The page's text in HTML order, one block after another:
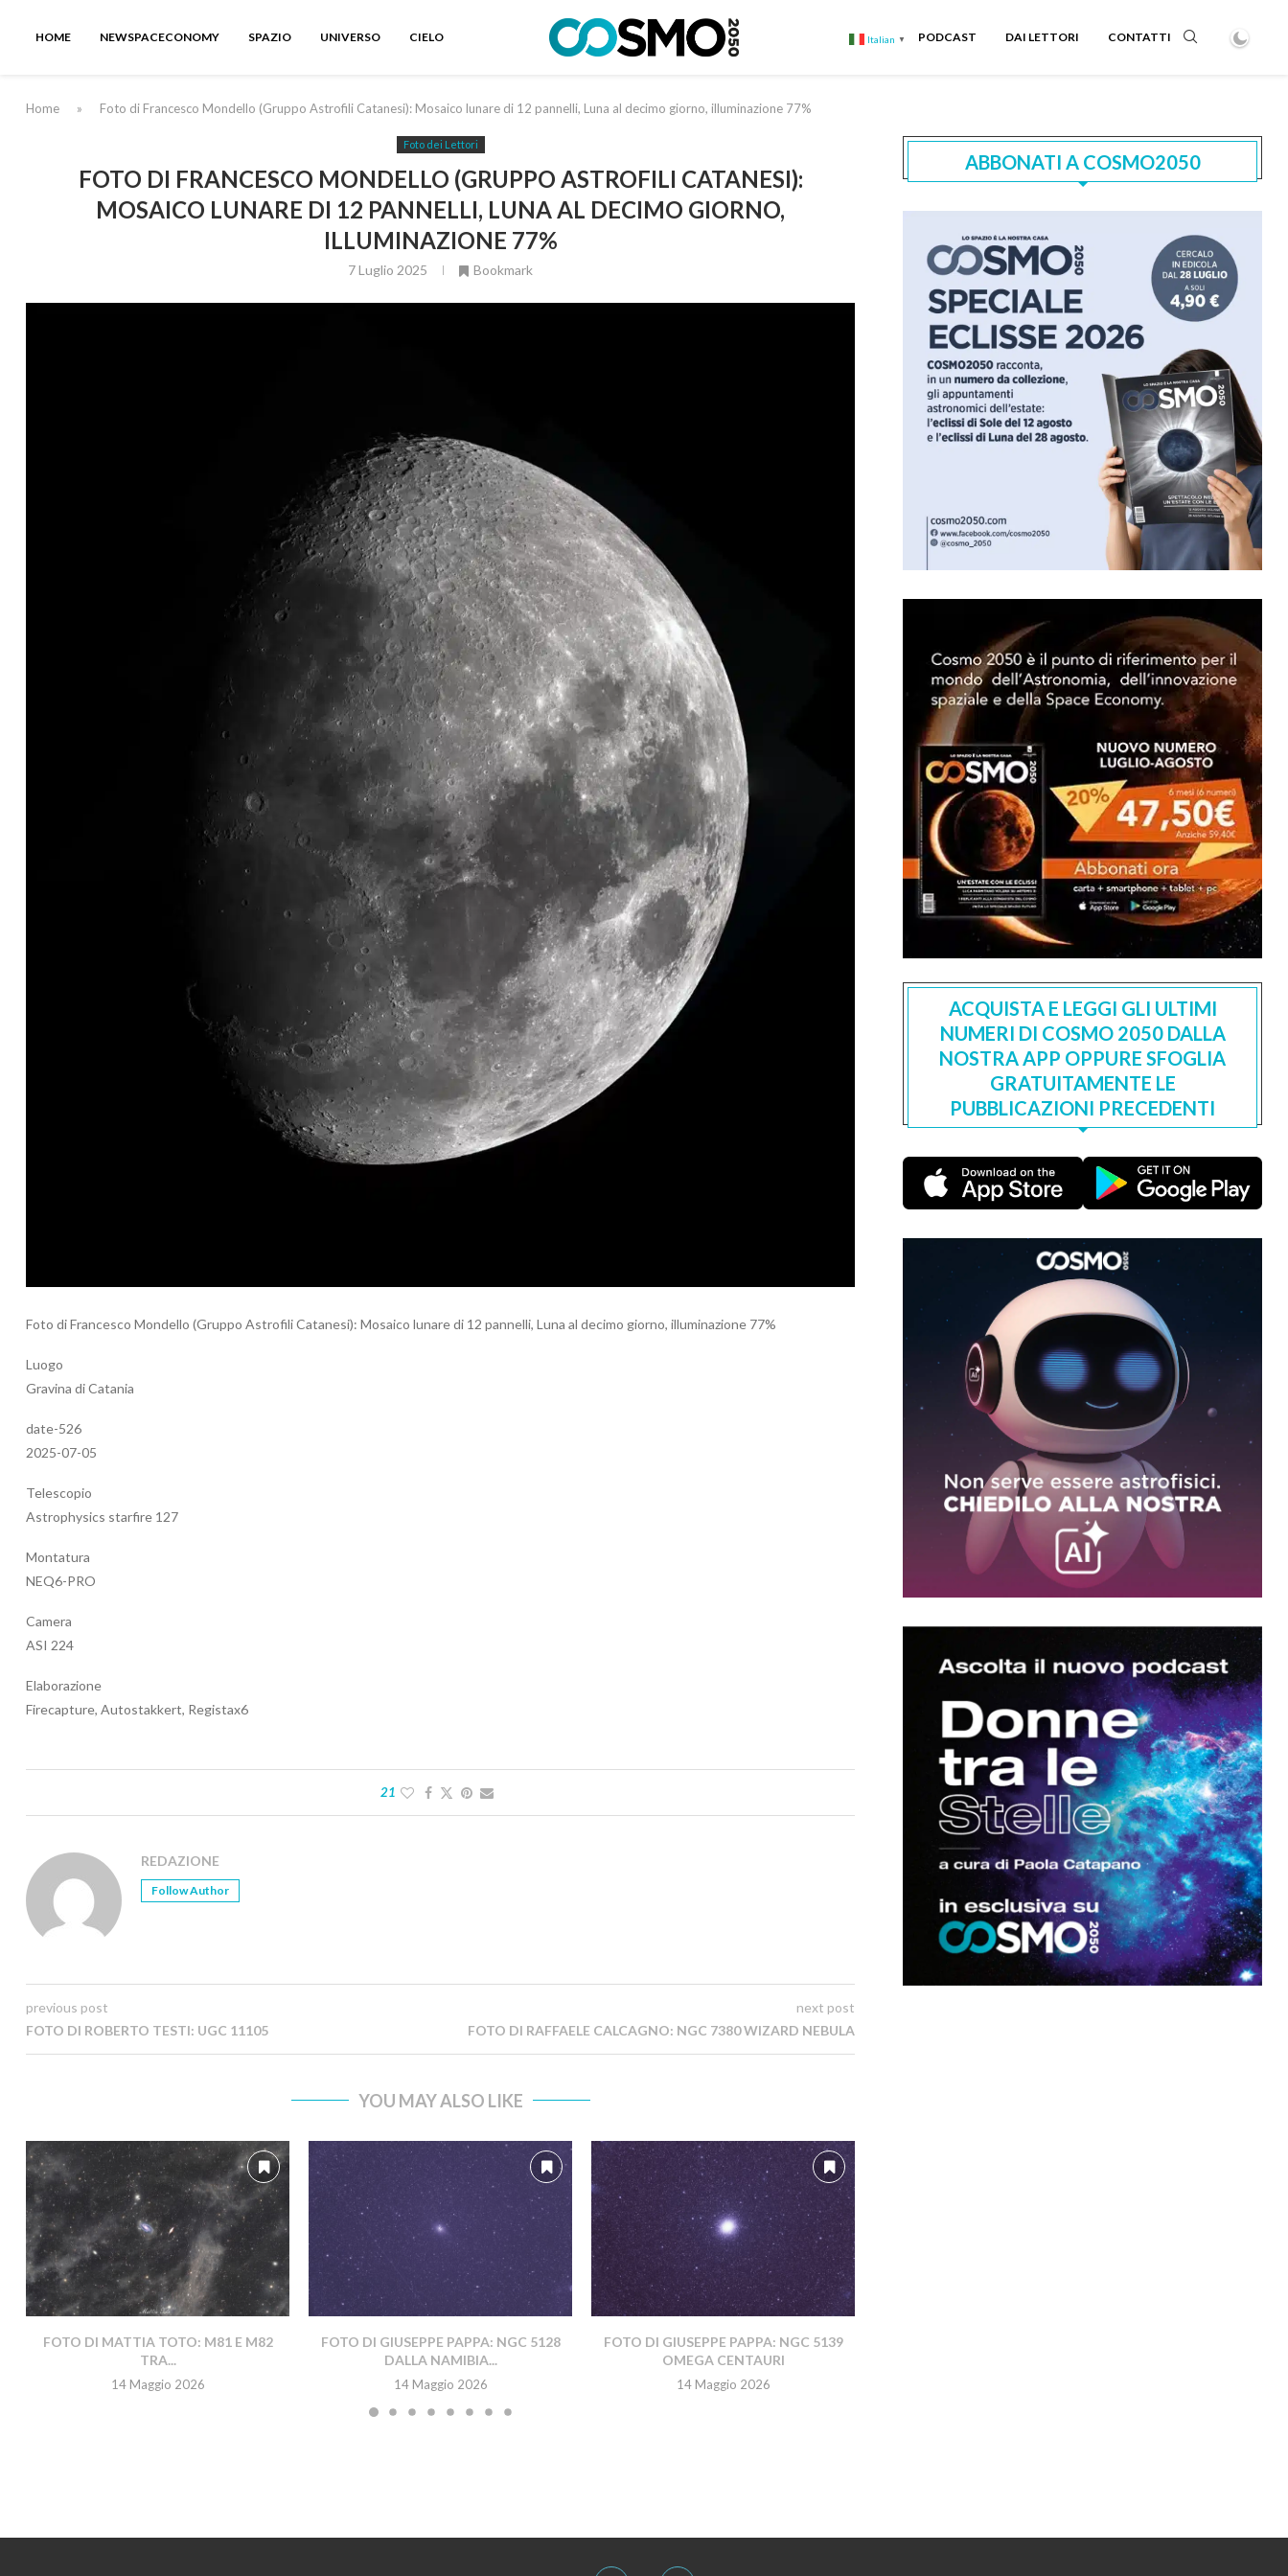
HOME NEWSPACECONOMY SPAZIO UNIVERSO CIELO Italian ▼ PODCAST DAI LETTORI CONTATTI
Home » Foto di Francesco Mondello (Gruppo Astrofili Catanesi): Mosaico lunare di 12 pannelli, Luna al decimo giorno, illuminazione 77%
Foto dei Lettori
FOTO DI FRANCESCO MONDELLO (GRUPPO ASTROFILI CATANESI):
MOSAICO LUNARE DI 12 PANNELLI, LUNA AL DECIMO GIORNO,
ILLUMINAZIONE 77%
7 Luglio 2025 Bookmark
Foto di Francesco Mondello (Gruppo Astrofili Catanesi): Mosaico lunare di 12 pannelli, Luna al decimo giorno, illuminazione 77%
Luogo
Gravina di Catania
date-526
2025-07-05
Telescopio
Astrophysics starfire 127
Montatura
NEQ6-PRO
Camera
ASI 224
Elaborazione
Firecapture, Autostakkert, Registax6
21
REDAZIONE
Follow Author
previous post
FOTO DI ROBERTO TESTI: UGC 11105
next post
FOTO DI RAFFAELE CALCAGNO: NGC 7380 WIZARD NEBULA
YOU MAY ALSO LIKE
FOTO DI MATTIA TOTO: M81 E M82
TRA...
14 Maggio 2026
FOTO DI GIUSEPPE PAPPA: NGC 5128
DALLA NAMIBIA...
14 Maggio 2026
FOTO DI GIUSEPPE PAPPA: NGC 5139
OMEGA CENTAURI
14 Maggio 2026
ABBONATI A COSMO2050
ACQUISTA E LEGGI GLI ULTIMI
NUMERI DI COSMO 2050 DALLA
NOSTRA APP OPPURE SFOGLIA
GRATUITAMENTE LE
PUBBLICAZIONI PRECEDENTI